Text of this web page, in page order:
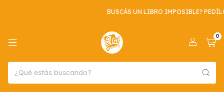
BUSCÁS UN LIBRO IMPOSIBLE? PEDÍLO
0